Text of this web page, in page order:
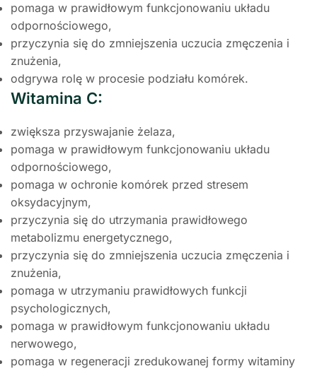
pomaga w prawidłowym funkcjonowaniu układu
odpornościowego,
przyczynia się do zmniejszenia uczucia zmęczenia i
znużenia,
odgrywa rolę w procesie podziału komórek.
Witamina C:
zwiększa przyswajanie żelaza,
pomaga w prawidłowym funkcjonowaniu układu
odpornościowego,
pomaga w ochronie komórek przed stresem
oksydacyjnym,
przyczynia się do utrzymania prawidłowego
metabolizmu energetycznego,
przyczynia się do zmniejszenia uczucia zmęczenia i
znużenia,
pomaga w utrzymaniu prawidłowych funkcji
psychologicznych,
pomaga w prawidłowym funkcjonowaniu układu
nerwowego,
pomaga w regeneracji zredukowanej formy witaminy